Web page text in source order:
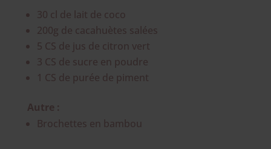
30 cl de lait de coco
200g de cacahuètes salées
5 CS de jus de citron vert
3 CS de sucre en poudre
1 CS de purée de piment
Autre :
Brochettes en bambou